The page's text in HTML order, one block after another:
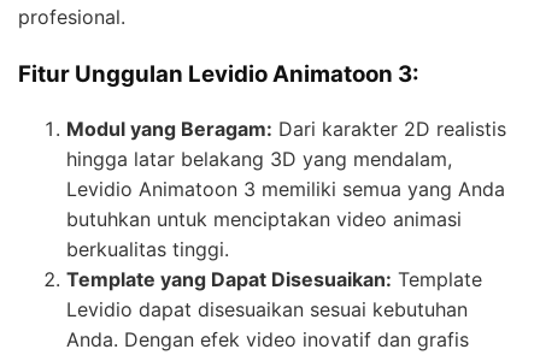
profesional.
Fitur Unggulan Levidio Animatoon 3:
Modul yang Beragam: Dari karakter 2D realistis
hingga latar belakang 3D yang mendalam,
Levidio Animatoon 3 memiliki semua yang Anda
butuhkan untuk menciptakan video animasi
berkualitas tinggi.
Template yang Dapat Disesuaikan: Template
Levidio dapat disesuaikan sesuai kebutuhan
Anda. Dengan efek video inovatif dan grafis